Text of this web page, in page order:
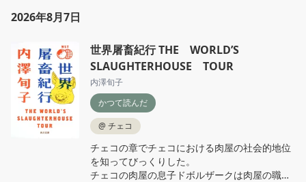
2026年8月7日
世界屠畜紀行 THE WORLD’S
SLAUGHTERHOUSE TOUR
内澤旬子
かつて読んだ
@ チェコ
チェコの章でチェコにおける肉屋の社会的地位
を知ってびっくりした。
チェコの肉屋の息子ドボルザークは肉屋の職業